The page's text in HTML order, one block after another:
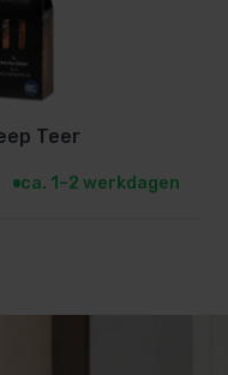
Teer
ca. 1–2 werkdagen